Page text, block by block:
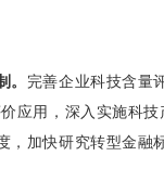
。 完善企业科技含量
应用，深入实施科
，加快研究转型金融